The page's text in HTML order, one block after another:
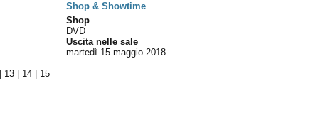
Shop & Showtime
13| 14
15
Shop
DVD
Uscita nelle sale
martedì 15 maggio 2018